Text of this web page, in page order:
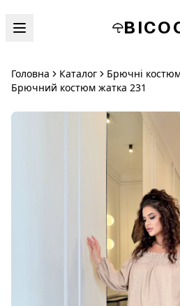
Головна Каталог
Брючні
Брючний костюм жатка 231